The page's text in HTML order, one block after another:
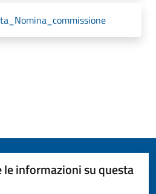
le informazioni su questa